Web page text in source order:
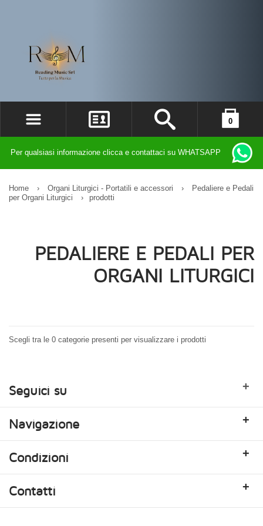
ACCEDI
REGISTRATI
0
Per qualsiasi informazione clicca e contattaci su WHATSAPP
Home › Organi Liturgici - Portatili e accessori ›
Pedaliere e Pedali
per Organi Liturgici
› prodotti
PEDALIERE E PEDALI PER
ORGANI LITURGICI
Scegli tra le 0 categorie presenti per visualizzare i prodotti
Seguici su +
Navigazione +
Condizioni +
Contatti +